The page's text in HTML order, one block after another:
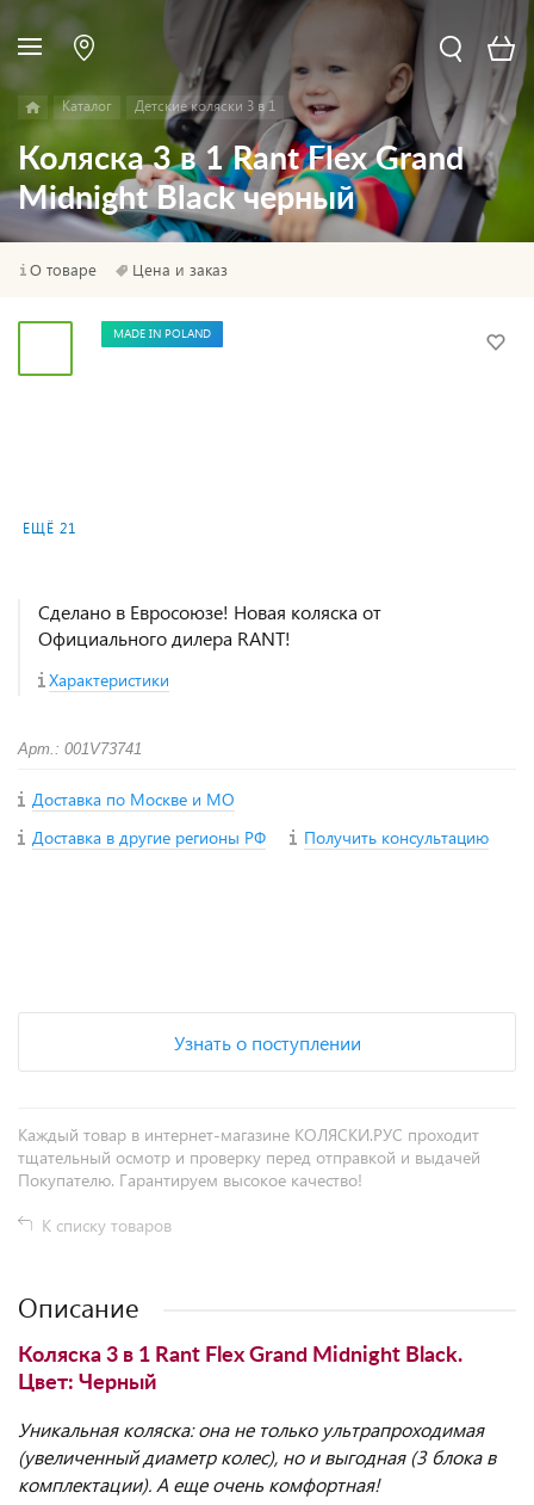
Каталог Детские коляски 3 в 1
Коляска 3 в 1 Rant Flex Grand
Midnight Black черный
О товаре Цена и заказ
ЕЩЁ 21
MADE IN POLAND
Сделано в Евросоюзе! Новая коляска от
Официального дилера RANT!
Характеристики
Арт.: 001V73741
Доставка по Москве и МО
Доставка в другие регионы РФ
Получить консультацию
Узнать о поступлении
Каждый товар в интернет-магазине КОЛЯСКИ.РУС проходит
тщательный осмотр и проверку перед отправкой и выдачей
Покупателю. Гарантируем высокое качество!
К списку товаров
Описание
Коляска 3 в 1 Rant Flex Grand Midnight Black.
Цвет: Черный
Уникальная коляска: она не только ультрапроходимая
(увеличенный диаметр колес), но и выгодная (3 блока в
комплектации). А еще очень комфортная!